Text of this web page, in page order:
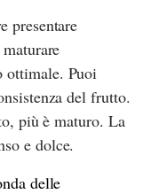
presentare
ottimale. Puoi
del frutto.
più è maturo. La
e dolce.
delle